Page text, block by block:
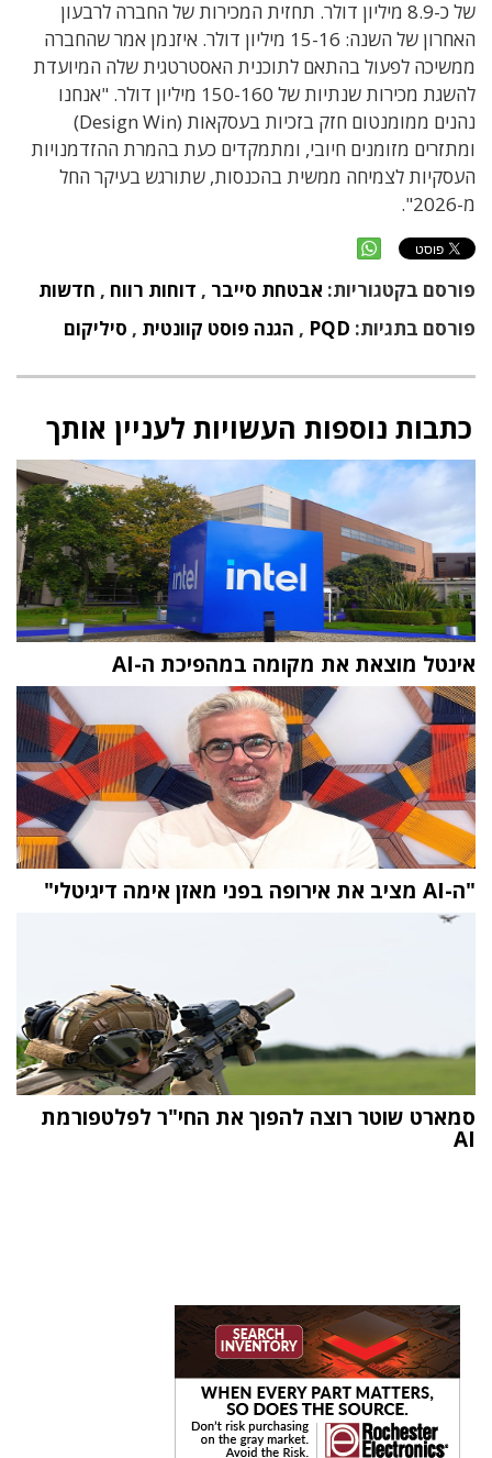
של כ-8.9 מיליון דולר. תחזית המכירות של החברה לרבעון
האחרון של השנה: 15-16 מיליון דולר. איזנמן אמר שהחברה
ממשיכה לפעול בהתאם לתוכנית האסטרטגית שלה המיועדת
להשגת מכירות שנתיות של 150-160 מיליון דולר. "אנחנו
נהנים ממומנטום חזק בזכיות בעסקאות (Design Win)
ומתזרים מזומנים חיובי, ומתמקדים כעת בהמרת ההזדמנויות
העסקיות לצמיחה ממשית בהכנסות, שתורגש בעיקר החל
מ-2026".
פורסם בקטגוריות: אבטחת סייבר , דוחות רווח , חדשות
פורסם בתגיות: PQD
, הגנה פוסט קוונטית , סיליקום
כתבות נוספות העשויות לעניין אותך
אינטל מוצאת את מקומה במהפיכת ה-AI
"ה-AI מציב את אירופה בפני מאזן אימה דיגיטלי"
סמארט שוטר רוצה להפוך את החי"ר לפלטפורמת
AI